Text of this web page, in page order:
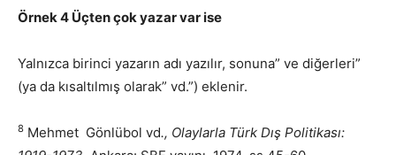
Örnek 4 Üçten çok yazar var ise
Yalnızca birinci yazarın adı yazılır, sonuna” ve diğerleri”
(ya da kısaltılmış olarak” vd.”) eklenir.
8 Mehmet Gönlübol vd., Olaylarla Türk Dış Politikası: